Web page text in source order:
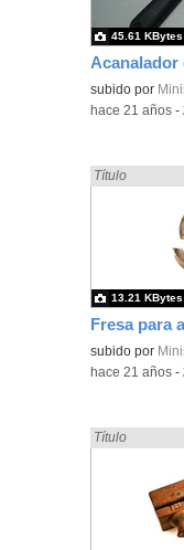
Acanalador
Contenido
subido por
45.61 KBytes
-hace 21 años -
Fresa para
Encontrado
Título
Contenido
subido por
13.21 KBytes
-hace 21 años -
Encontrado
Título